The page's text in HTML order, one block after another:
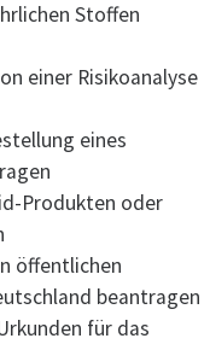
Stoffen
einer Risikoanalyse
eines
Produkten oder
öffentlichen
beantragen
für das